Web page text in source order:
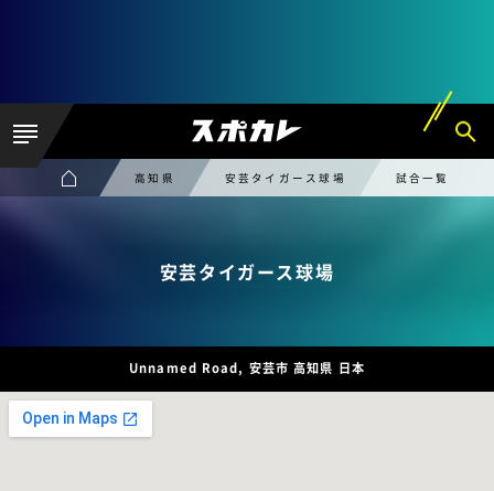
高知県 安芸タイガース球場 試合一覧
安芸タイガース球場
Unnamed Road, 安芸市 高知県 日本